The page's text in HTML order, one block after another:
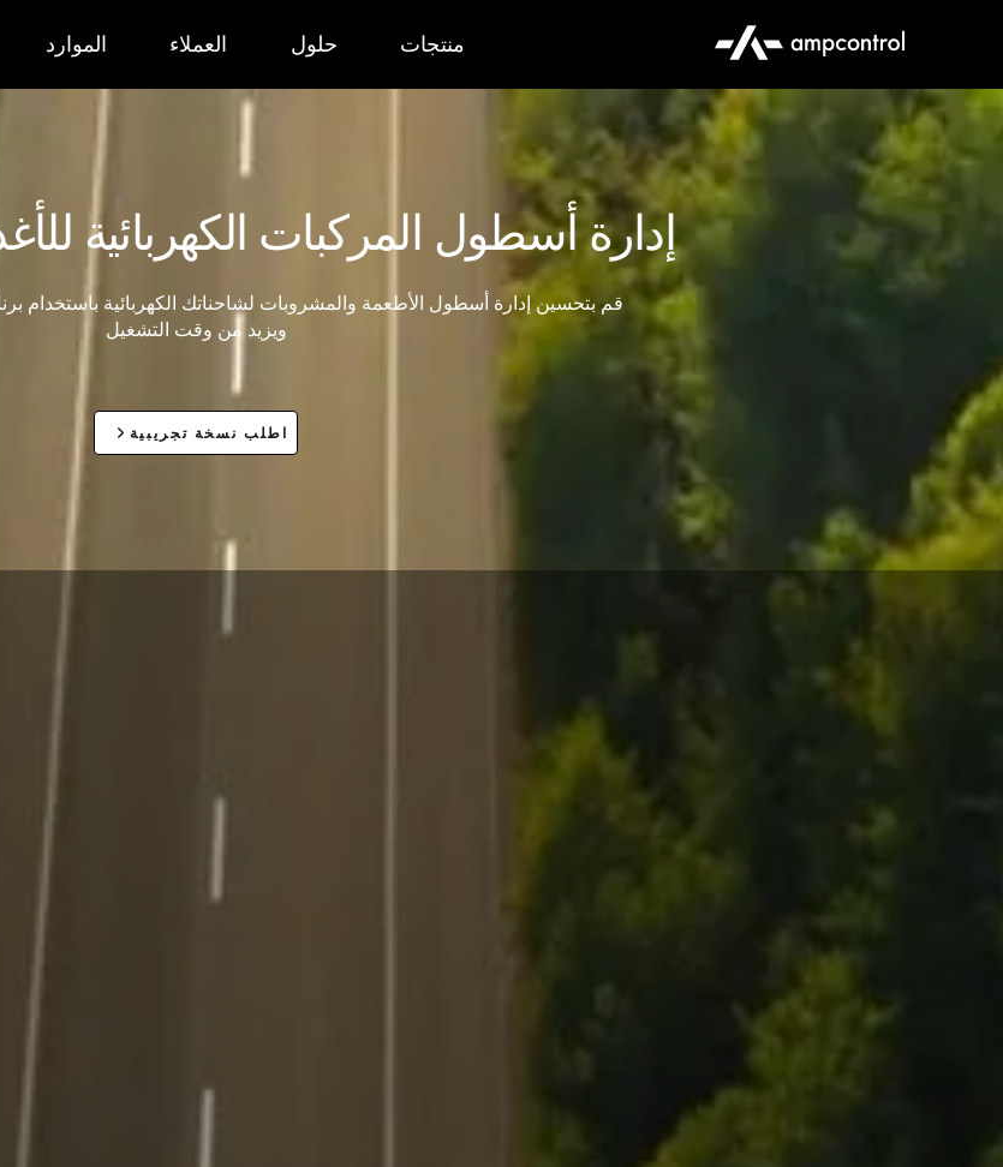
منتجات حلول العملاء الموارد
إدارة أسطول المركبات الكهربائية
قم بتحسين إدارة أسطول الأطعمة والمشروبات لشاحناتك الكهربائية باستخدام
ويزيد من وقت التشغيل
اطلب نسخة تجريبية